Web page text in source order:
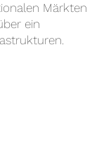
Märkten
ein